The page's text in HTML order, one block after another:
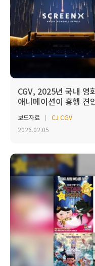
CGV, 2025년 국내 영
애니메이션이 흥행 견
보도자료
CJ CGV
2026.02.05